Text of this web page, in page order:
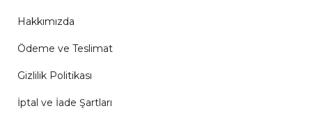
Hakkımızda
Ödeme ve Teslimat
Gizlilik Politikası
İptal ve İade Şartları